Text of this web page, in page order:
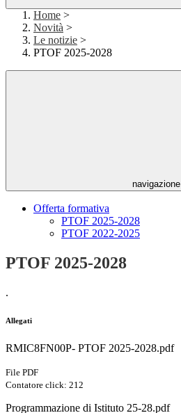
Home >
Novità >
Le notizie >
PTOF 2025-2028
navigazione
Offerta formativa
PTOF 2025-2028
PTOF 2022-2025
PTOF 2025-2028
.
Allegati
RMIC8FN00P- PTOF 2025-2028.pdf
File PDF
Contatore click: 212
Programmazione di Istituto 25-28.pdf